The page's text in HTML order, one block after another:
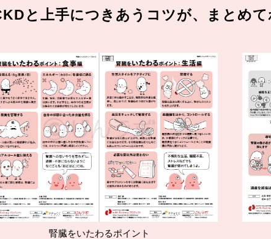
と上手につきあうコツが、まとめて
たわるポイント 減塩やたんぱ